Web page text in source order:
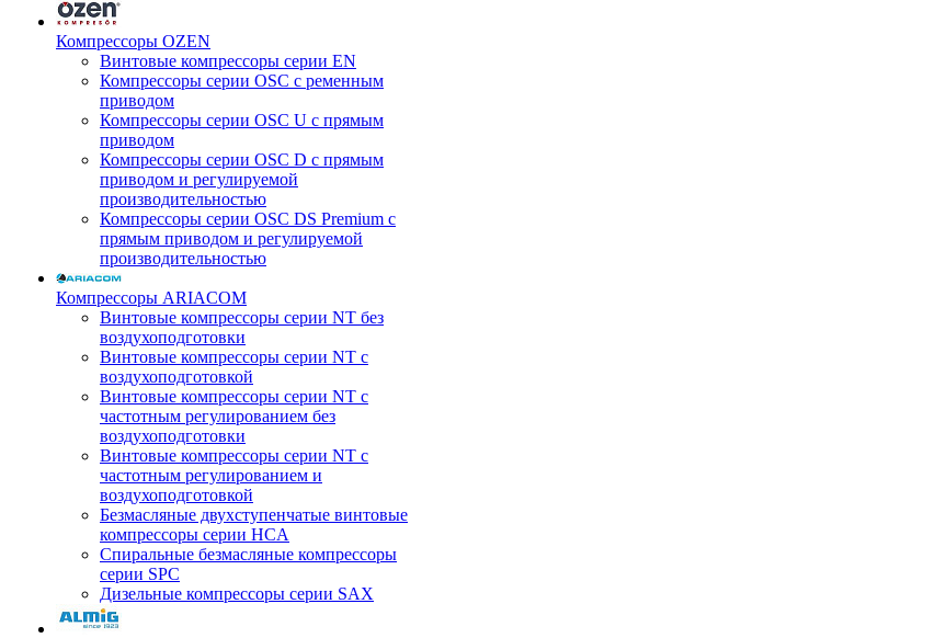
Компрессоры OZEN
Винтовые компрессоры серии EN
Компрессоры серии OSC с ременным
приводом
Компрессоры серии OSC U с прямым
приводом
Компрессоры серии OSC D с прямым
приводом и регулируемой
производительностью
Компрессоры серии OSC DS Premium с
прямым приводом и регулируемой
производительностью
Компрессоры ARIACOM
Винтовые компрессоры серии NT без
воздухоподготовки
Винтовые компрессоры серии NT c
воздухоподготовкой
Винтовые компрессоры серии NT с
частотным регулированием без
воздухоподготовки
Винтовые компрессоры серии NT с
частотным регулированием и
воздухоподготовкой
Безмасляные двухступенчатые винтовые
компрессоры серии HCA
Спиральные безмасляные компрессоры
серии SPC
Дизельные компрессоры серии SAX